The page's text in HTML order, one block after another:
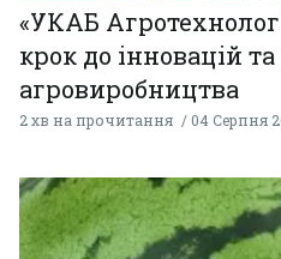
«УКАБ
крок до інновацій
агровиробництва
2 хв на прочитання 04 Серпня